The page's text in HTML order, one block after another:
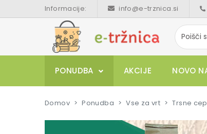
Informacije: info@e-trznica.si
PONUDBA AKCIJE NOVO
Domov Ponudba Vse za vrt Trsne